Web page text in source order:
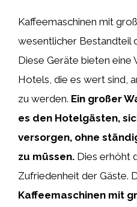
Kaffeemaschinen mit
wesentlicher Bestandteil
Diese Geräte bieten eine
Hotels, die es wert sind,
zu werden. Ein großer
es den Hotelgästen,
versorgen, ohne
zu müssen. Dies erhöht
Zufriedenheit der Gäste.
Kaffeemaschinen mit